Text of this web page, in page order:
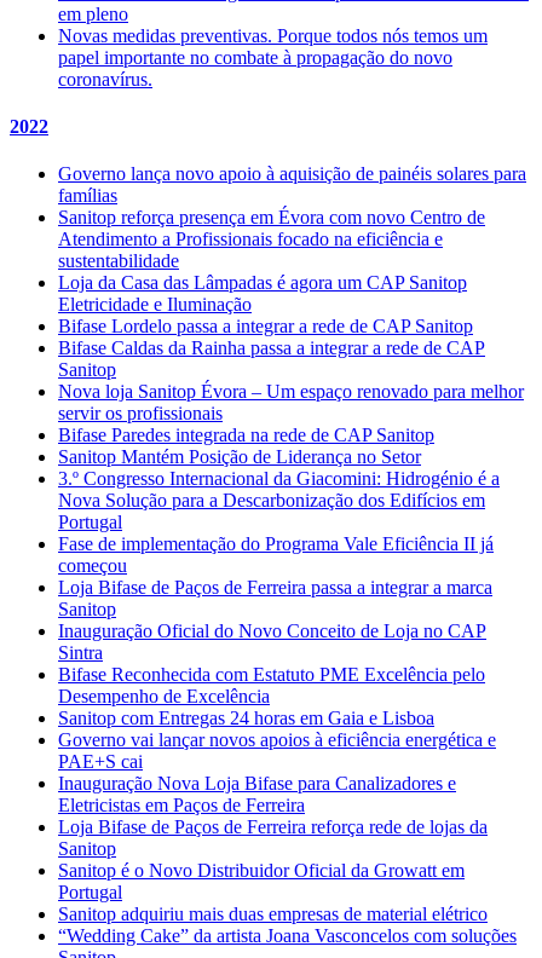
em pleno
Novas medidas preventivas. Porque todos nós temos um
papel importante no combate à propagação do novo
coronavírus.
2022
Governo lança novo apoio à aquisição de painéis solares para
famílias
Sanitop reforça presença em Évora com novo Centro de
Atendimento a Profissionais focado na eficiência e
sustentabilidade
Loja da Casa das Lâmpadas é agora um CAP Sanitop
Eletricidade e Iluminação
Bifase Lordelo passa a integrar a rede de CAP Sanitop
Bifase Caldas da Rainha passa a integrar a rede de CAP
Sanitop
Nova loja Sanitop Évora – Um espaço renovado para melhor
servir os profissionais
Bifase Paredes integrada na rede de CAP Sanitop
Sanitop Mantém Posição de Liderança no Setor
3.º Congresso Internacional da Giacomini: Hidrogénio é a
Nova Solução para a Descarbonização dos Edifícios em
Portugal
Fase de implementação do Programa Vale Eficiência II já
começou
Loja Bifase de Paços de Ferreira passa a integrar a marca
Sanitop
Inauguração Oficial do Novo Conceito de Loja no CAP
Sintra
Bifase Reconhecida com Estatuto PME Excelência pelo
Desempenho de Excelência
Sanitop com Entregas 24 horas em Gaia e Lisboa
Governo vai lançar novos apoios à eficiência energética e
PAE+S cai
Inauguração Nova Loja Bifase para Canalizadores e
Eletricistas em Paços de Ferreira
Loja Bifase de Paços de Ferreira reforça rede de lojas da
Sanitop
Sanitop é o Novo Distribuidor Oficial da Growatt em
Portugal
Sanitop adquiriu mais duas empresas de material elétrico
“Wedding Cake” da artista Joana Vasconcelos com soluções